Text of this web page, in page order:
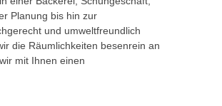
Planung bis hin zur
und umweltfreundlich
die Räumlichkeiten besenrein an
mit Ihnen einen